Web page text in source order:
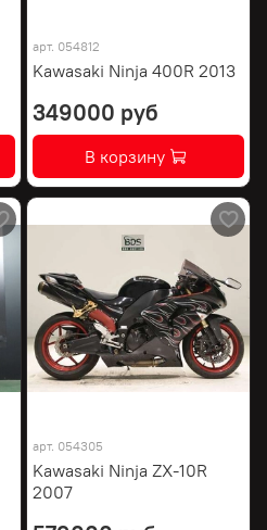
арт. 054812
Kawasaki Ninja 400R 2013
349000 руб
В корзину
арт. 054305
Kawasaki Ninja ZX-10R
2007